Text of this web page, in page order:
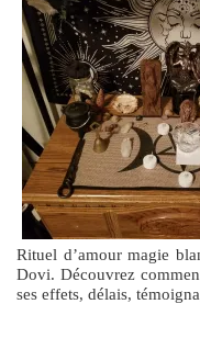
Rituel d’amour magie
Dovi. Découvrez
ses effets, délais,